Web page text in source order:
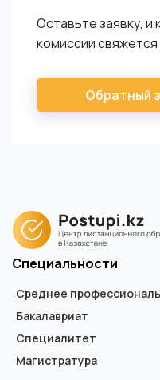
Оставьте заявку, и
комиссии свяжется
Обратный
Специальности
Среднее
Бакалавриат
Специалитет
Магистратура